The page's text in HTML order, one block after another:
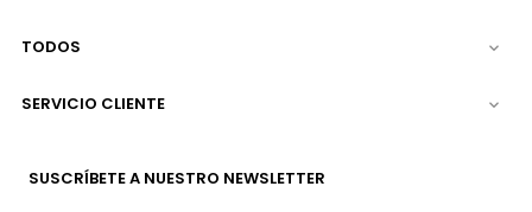
TODOS 
SERVICIO CLIENTE 
SUSCRÍBETE A NUESTRO NEWSLETTER